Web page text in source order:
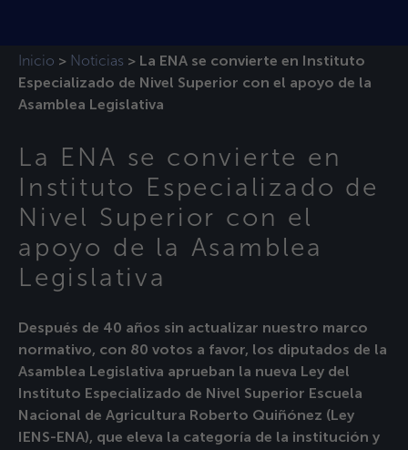
Inicio > Noticias > La ENA se convierte en Instituto
Especializado de Nivel Superior con el apoyo de la
Asamblea Legislativa
La ENA se convierte en
Instituto Especializado de
Nivel Superior con el
apoyo de la Asamblea
Legislativa
Después de 40 años sin actualizar nuestro marco
normativo, con 80 votos a favor, los diputados de la
Asamblea Legislativa aprueban la nueva Ley del
Instituto Especializado de Nivel Superior Escuela
Nacional de Agricultura Roberto Quiñónez (Ley
IENS-ENA), que eleva la categoría de la institución y